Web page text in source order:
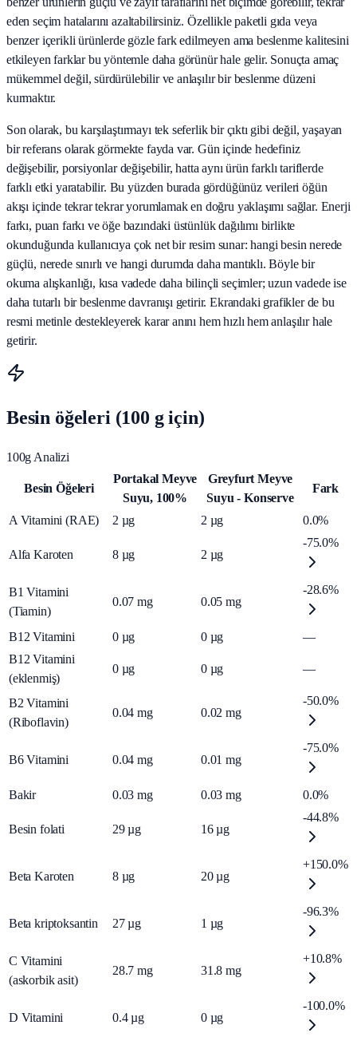
eden seçim hatalarını azaltabilirsiniz. Özellikle paketli gıda veya
benzer içerikli ürünlerde gözle fark edilmeyen ama beslenme kalitesini
etkileyen farklar bu yöntemle daha görünür hale gelir. Sonuçta amaç
mükemmel değil, sürdürülebilir ve anlaşılır bir beslenme düzeni
kurmaktır.
Son olarak, bu karşılaştırmayı tek seferlik bir çıktı gibi değil, yaşayan
bir referans olarak görmekte fayda var. Gün içinde hedefiniz
değişebilir, porsiyonlar değişebilir, hatta aynı ürün farklı tariflerde
farklı etki yaratabilir. Bu yüzden burada gördüğünüz verileri öğün
akışı içinde tekrar tekrar yorumlamak en doğru yaklaşımı sağlar. Enerji
farkı, puan farkı ve öğe bazındaki üstünlük dağılımı birlikte
okunduğunda kullanıcıya çok net bir resim sunar: hangi besin nerede
güçlü, nerede sınırlı ve hangi durumda daha mantıklı. Böyle bir
okuma alışkanlığı, kısa vadede daha bilinçli seçimler; uzun vadede ise
daha tutarlı bir beslenme davranışı getirir. Ekrandaki grafikler de bu
resmi metinle destekleyerek karar anını hem hızlı hem anlaşılır hale
getirir.
Besin öğeleri (100 g için)
100g Analizi
Besin Öğeleri
Portakal Meyve
Suyu, 100%
Greyfurt Meyve
Suyu - Konserve
Fark
A Vitamini (RAE) 2 µg 2 µg 0.0%
Alfa Karoten 8 µg 2 µg
-75.0%
B1 Vitamini
(Tiamin)
0.07 mg 0.05 mg
-28.6%
B12 Vitamini 0 µg 0 µg
—
B12 Vitamini
(eklenmiş)
0 µg 0 µg —
B2 Vitamini
(Riboflavin)
0.04 mg 0.02 mg
-50.0%
B6 Vitamini 0.04 mg 0.01 mg
-75.0%
Bakir 0.03 mg 0.03 mg 0.0%
Besin folati 29 µg 16 µg
-44.8%
Beta Karoten 8 µg 20 µg
+150.0%
Beta kriptoksantin 27 µg 1 µg
-96.3%
C Vitamini
(askorbik asit)
28.7 mg 31.8 mg
+10.8%
D Vitamini 0.4 µg 0 µg
-100.0%